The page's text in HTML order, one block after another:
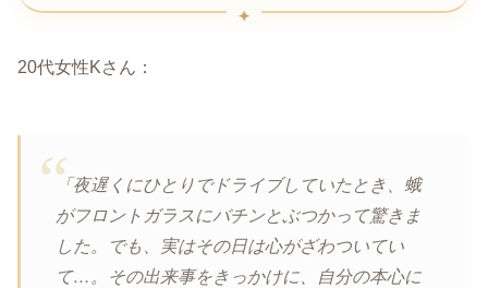
20代女性Kさん：
「夜遅くにひとりでドライブしていたとき、蛾
がフロントガラスにバチンとぶつかって驚きま
した。でも、実はその日は心がざわついてい
て…。その出来事をきっかけに、自分の本心に